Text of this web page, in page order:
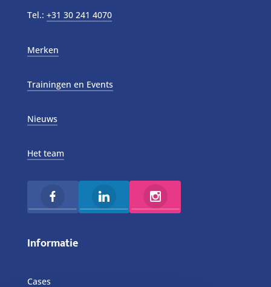
Tel.: +31 30 241 4070
Merken
Trainingen en Events
Nieuws
Het team
Informatie
Cases